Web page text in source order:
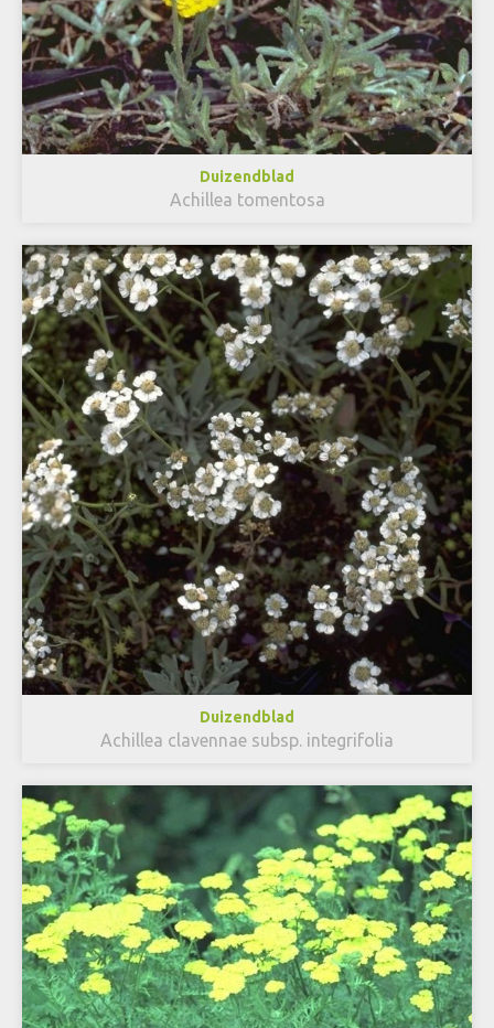
Duizendblad
Achillea tomentosa
Duizendblad
Achillea clavennae subsp. integrifolia